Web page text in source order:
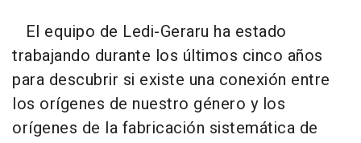
El equipo de Ledi-Geraru ha estado
trabajando durante los últimos cinco años
para descubrir si existe una conexión entre
los orígenes de nuestro género y los
orígenes de la fabricación sistemática de